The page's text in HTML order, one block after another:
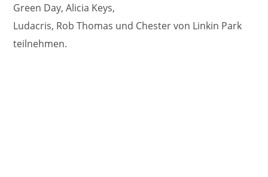
Green Day, Alicia Keys,
Ludacris, Rob Thomas und Chester von Linkin Park
teilnehmen.